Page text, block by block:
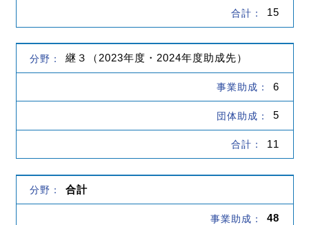
15
継３（2023年度・2024年度助成先）
6
5
11
合計
48